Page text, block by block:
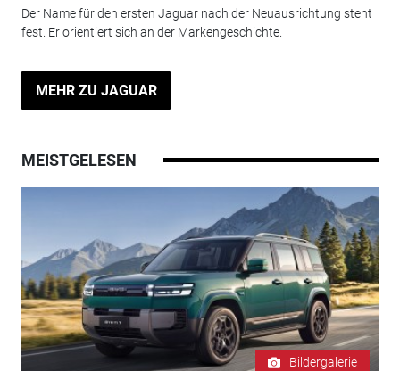
Der Name für den ersten Jaguar nach der Neuausrichtung steht
fest. Er orientiert sich an der Markengeschichte.
MEHR ZU JAGUAR
MEISTGELESEN
Bildergalerie